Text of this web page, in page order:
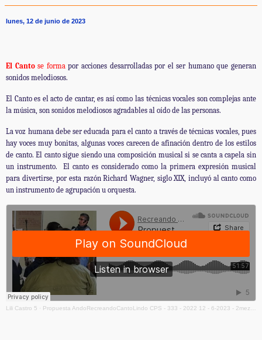
lunes, 12 de junio de 2023
El Cantose formapor acciones desarrolladas por el ser humano que generan
sonidos melodiosos.
El Canto es el acto de cantar, es así como las técnicas vocales son complejas ante
la música, son sonidos melodiosos agradables al oído de las personas.
La voz humana debe ser educada para el canto a través de técnicas vocales, pues
hay voces muy bonitas, algunas voces carecen de afinación dentro de los estilos
de canto. El canto sigue siendo una composición musical si se canta a capela sin
un instrumento. El canto es considerado como la primera expresión musical
para divertirse, por esta razón Richard Wagner, siglo XIX, incluyó al canto como
un instrumento de agrupación u orquesta.
Lili Castro 5 · Propuesta AndoRecreandoCantoLindo CPS - 333 - 2022 12 - 6-2023 - 2mezcla